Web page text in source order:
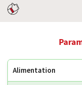
Alimentation